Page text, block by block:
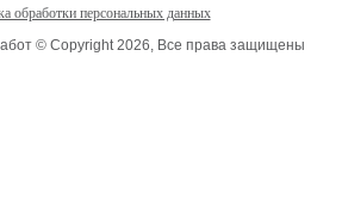
обработки персональных данных
© Copyright 2026, Все права защищены